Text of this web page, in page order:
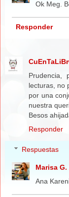
Ok Meg.
Responder
Prudencia,
lecturas, no
por una
nuestra
Besos
Responder
Respuestas
Marisa G.
Ana